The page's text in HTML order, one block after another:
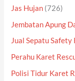
Jas Hujan (726)
Jembatan Apung
Jual Sepatu Safety
Perahu Karet
Polisi Tidur Karet